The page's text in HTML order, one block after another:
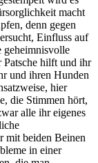
macht
denn gegen
Einfluss auf
geheimnisvolle
Patsche hilft und ihr
und ihren Hunden
hier
die Stimmen hört,
alle ihr eigenes
mit beiden Beinen
in einer